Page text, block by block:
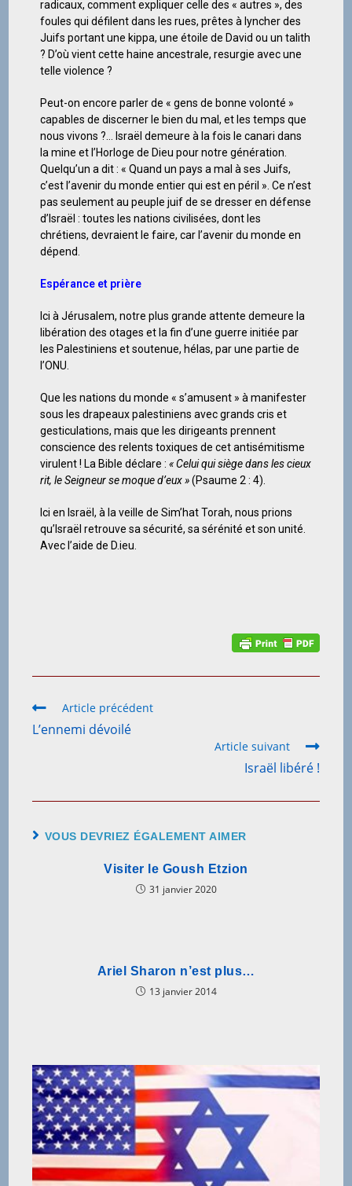
radicaux, comment expliquer celle des « autres », des
foules qui défilent dans les rues, prêtes à lyncher des
Juifs portant une kippa, une étoile de David ou un talith
? D’où vient cette haine ancestrale, resurgie avec une
telle violence ?
Peut-on encore parler de « gens de bonne volonté »
capables de discerner le bien du mal, et les temps que
nous vivons ?… Israël demeure à la fois le canari dans
la mine et l’Horloge de Dieu pour notre génération.
Quelqu’un a dit : « Quand un pays a mal à ses Juifs,
c’est l’avenir du monde entier qui est en péril ». Ce n’est
pas seulement au peuple juif de se dresser en défense
d’Israël : toutes les nations civilisées, dont les
chrétiens, devraient le faire, car l’avenir du monde en
dépend.
Espérance et prière
Ici à Jérusalem, notre plus grande attente demeure la
libération des otages et la fin d’une guerre initiée par
les Palestiniens et soutenue, hélas, par une partie de
l’ONU.
Que les nations du monde « s’amusent » à manifester
sous les drapeaux palestiniens avec grands cris et
gesticulations, mais que les dirigeants prennent
conscience des relents toxiques de cet antisémitisme
virulent ! La Bible déclare :« Celui qui siège dans les cieux
rit, le Seigneur se moque d’eux »(Psaume 2 : 4).
Ici en Israël, à la veille de Sim’hat Torah, nous prions
qu’Israël retrouve sa sécurité, sa sérénité et son unité.
Avec l’aide de D.ieu.
Article précédent
L’ennemi dévoilé
Article suivant
Israël libéré !
VOUS DEVRIEZ ÉGALEMENT AIMER
Visiter le Goush Etzion
31 janvier 2020
Ariel Sharon n’est plus…
13 janvier 2014